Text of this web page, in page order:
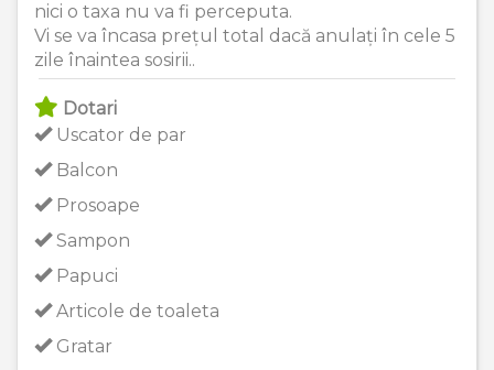
nici o taxa nu va fi perceputa.
Vi se va încasa prețul total dacă anulați în cele 5
zile înaintea sosirii..
Dotari
Uscator de par
Balcon
Prosoape
Sampon
Papuci
Articole de toaleta
Gratar